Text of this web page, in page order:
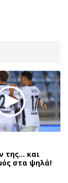
της… και
στα ψηλά!